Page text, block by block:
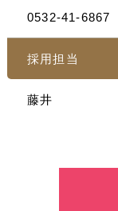
0532-41-6867
採用担当
藤井